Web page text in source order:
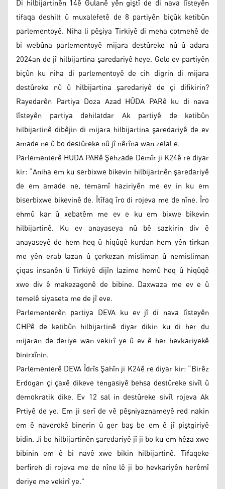
Di hilbijartinên 14ê Gulanê yên giştî de di nava lîsteyên
tifaqa deshilt û muxalefetê de 8 partiyên biçûk ketibûn
parlementoyê. Niha li pêşiya Tirkiyê di meha cotmehê de
bi webûna parlementoyê mijara destûreke nû û adara
2024an de jî hilbijartina şaredariyê heye. Gelo ev partiyên
biçûn ku niha di parlementoyê de cih digrin di mijara
destûreke nû û hilbijartina şaredariyê de çi difikirin?
Rayedarên Partiya Doza Azad HÛDA PARê ku di nava
lîsteyên partiya dehilatdar Ak partiyê de ketibûn
hilbijartinê dibêjin di mijara hilbijartina şaredariyê de ev
amade ne û bo destûreke nû jî nêrîna wan zelal e.
Parlementerê HUDA PARê Şehzade Demîr ji K24ê re diyar
kir: “Aniha em ku serbixwe bikevin hilbijartnên şaredariyê
de em amade ne, temamî haziriyên me ev in ku em
biserbixwe bikevinê de. Îtîfaq îro di rojeva me de nîne. Îro
ehmû kar û xebatêm me ev e ku em bixwe bikevin
hilbijartinê. Ku ev anayaseya nû bê sazkirin div ê
anayaseyê de hem heq û hiqûqê kurdan hem yên tirkan
me yên erab lazan û çerkezan misliman û nemisliman
çiqas insanên li Tirkiyê dijîn lazime hemû heq û hiqûqê
xwe div ê makezagonê de bibine. Daxwaza me ev e û
temelê siyaseta me de jî eve.
Parlementerên partiya DEVA ku ev jî di nava lîsteyên
CHPê de ketibûn hilbijartinê diyar dikin ku di her du
mijaran de deriye wan vekirî ye û ev ê her hevkariyekê
binirxînin.
Parlementerê DEVA Îdrîs Şahîn ji K24ê re diyar kir: “Birêz
Erdogan çi çaxê dikeve tengasiyê behsa destûreke sivîl û
demokratik dike. Ev 12 sal in destûreke sivîl rojeva Ak
Prtiyê de ye. Em ji serî de vê pêşniyaznameyê red nakin
em ê naverokê binerin û ger baş be em ê jî piştgiriyê
bidin. Ji bo hilbijartinên şaredariyê jî ji bo ku em hêza xwe
bibinin em ê bi navê xwe bikin hilbijartinê. Tifaqeke
berfireh di rojeva me de nîne lê ji bo hevkariyên herêmî
deriye me vekirî ye.”